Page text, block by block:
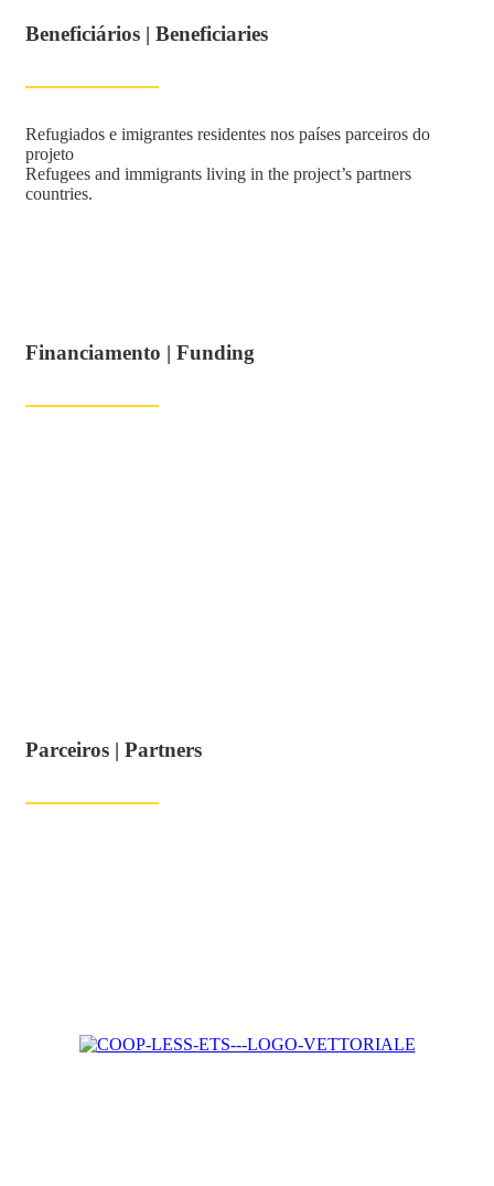
Beneficiários | Beneficiaries
Refugiados e imigrantes residentes nos países parceiros do
projeto
Refugees and immigrants living in the project’s partners
countries.
Financiamento | Funding
Parceiros | Partners